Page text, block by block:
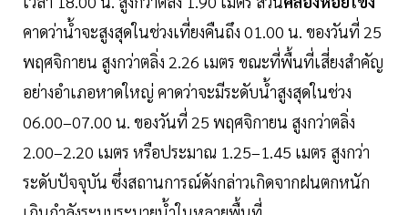
คาดว่าน้ำจะสูงสุดในช่วงเที่ยงคืนถึง 01.00 น. ของวันที่ 25
พฤศจิกายน สูงกว่าตลิ่ง 2.26 เมตร ขณะที่พื้นที่เสี่ยงสำคัญ
อย่างอำเภอหาดใหญ่ คาดว่าจะมีระดับน้ำสูงสุดในช่วง
06.00–07.00 น. ของวันที่ 25 พฤศจิกายน สูงกว่าตลิ่ง
2.00–2.20 เมตร หรือประมาณ 1.25–1.45 เมตร สูงกว่า
ระดับปัจจุบัน ซึ่งสถานการณ์ดังกล่าวเกิดจากฝนตกหนัก